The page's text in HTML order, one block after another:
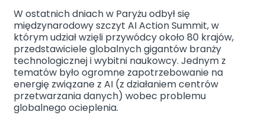
W ostatnich dniach w Paryżu odbył się
międzynarodowy szczyt AI Action Summit, w
którym udział wzięli przywódcy około 80 krajów,
przedstawiciele globalnych gigantów branży
technologicznej i wybitni naukowcy. Jednym z
tematów było ogromne zapotrzebowanie na
energię związane z AI (z działaniem centrów
przetwarzania danych) wobec problemu
globalnego ocieplenia.